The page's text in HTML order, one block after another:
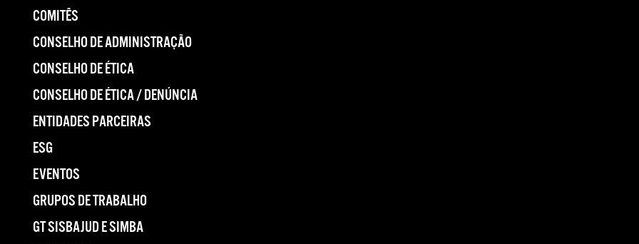
COMITÊS
CONSELHO DE ADMINISTRAÇÃO
CONSELHO DE ÉTICA
CONSELHO DE ÉTICA / DENÚNCIA
ENTIDADES PARCEIRAS
ESG
EVENTOS
GRUPOS DE TRABALHO
GT SISBAJUD E SIMBA